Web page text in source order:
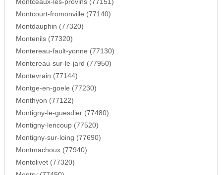
Montceaux-les-provins (77151)
Montcourt-fromonville (77140)
Montdauphin (77320)
Montenils (77320)
Montereau-fault-yonne (77130)
Montereau-sur-le-jard (77950)
Montevrain (77144)
Montge-en-goele (77230)
Monthyon (77122)
Montigny-le-guesdier (77480)
Montigny-lencoup (77520)
Montigny-sur-loing (77690)
Montmachoux (77940)
Montolivet (77320)